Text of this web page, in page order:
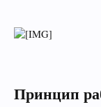
Принцип